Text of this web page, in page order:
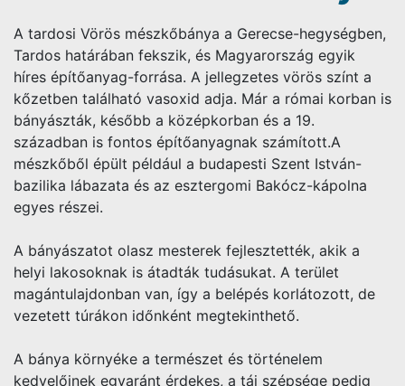
A tardosi Vörös mészkőbánya a Gerecse-hegységben,
Tardos határában fekszik, és Magyarország egyik
híres építőanyag-forrása. A jellegzetes vörös színt a
kőzetben található vasoxid adja. Már a római korban is
bányászták, később a középkorban és a 19.
században is fontos építőanyagnak számított.A
mészkőből épült például a budapesti Szent István-
bazilika lábazata és az esztergomi Bakócz-kápolna
egyes részei.
A bányászatot olasz mesterek fejlesztették, akik a
helyi lakosoknak is átadták tudásukat. A terület
magántulajdonban van, így a belépés korlátozott, de
vezetett túrákon időnként megtekinthető.
A bánya környéke a természet és történelem
kedvelőinek egyaránt érdekes, a táj szépsége pedig